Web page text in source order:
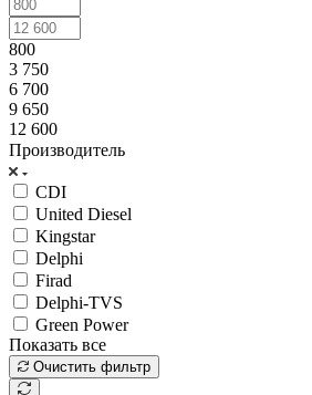
800
3 750
6 700
9 650
12 600
Производитель
CDI
United Diesel
Kingstar
Delphi
Firad
Delphi-TVS
Green Power
Показать все
Очистить фильтр